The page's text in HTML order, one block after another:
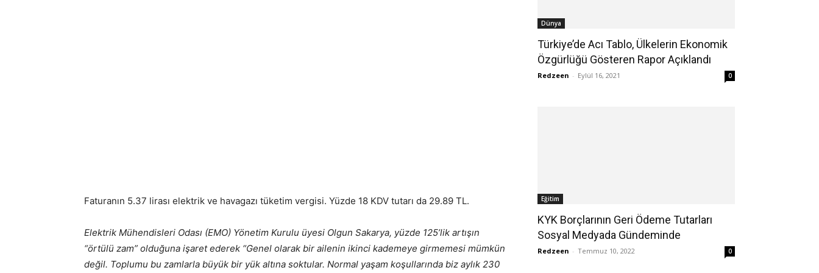
Faturanın 5.37 lirası elektrik ve havagazı tüketim vergisi. Yüzde 18 KDV tutarı da 29.89 TL.
Elektrik Mühendisleri Odası (EMO) Yönetim Kurulu üyesi Olgun Sakarya, yüzde 125’lik artışın
“örtülü zam” olduğuna işaret ederek “Genel olarak bir ailenin ikinci kademeye girmemesi mümkün
değil. Toplumu bu zamlarla büyük bir yük altına soktular. Normal yaşam koşullarında biz aylık 230
Dünya
Türkiye’de Acı Tablo, Ülkelerin Ekonomik
Özgürlüğü Gösteren Rapor Açıklandı
Redzeen - Eylül 16, 2021 0
Eğitim
KYK Borçlarının Geri Ödeme Tutarları
Sosyal Medyada Gündeminde
Redzeen - Temmuz 10, 2022 0